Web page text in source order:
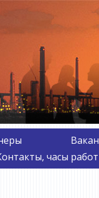
часы